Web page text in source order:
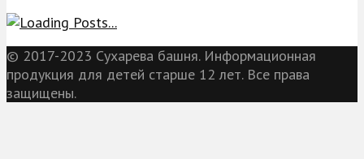
© 2017-2023 Сухарева башня. Информационная
продукция для детей старше 12 лет. Все права
защищены.